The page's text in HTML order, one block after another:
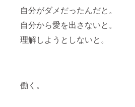
自分がダメだったんだと。
自分から愛を出さないと。
理解しようとしないと。
働く。